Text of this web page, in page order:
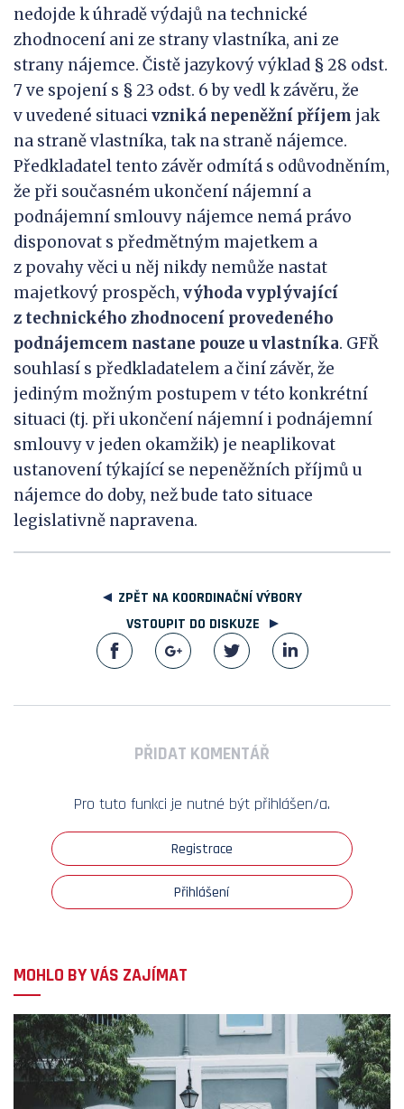
nedojde k úhradě výdajů na technické
zhodnocení ani ze strany vlastníka, ani ze
strany nájemce. Čistě jazykový výklad § 28 odst.
7 ve spojení s § 23 odst. 6 by vedl k závěru, že
v uvedené situacivzniká nepeněžní příjem jak
na straně vlastníka, tak na straně nájemce.
Předkladatel tento závěr odmítá s odůvodněním,
že při současném ukončení nájemní a
podnájemní smlouvy nájemce nemá právo
disponovat s předmětným majetkem a
z povahy věci u něj nikdy nemůže nastat
majetkový prospěch, výhoda vyplývající
z technického zhodnocení provedeného
podnájemcem nastane pouze u vlastníka. GFŘ
souhlasí s předkladatelem a činí závěr, že
jediným možným postupem v této konkrétní
situaci (tj. při ukončení nájemní i podnájemní
smlouvy v jeden okamžik) je neaplikovat
ustanovení týkající se nepeněžních příjmů u
nájemce do doby, než bude tato situace
legislativně napravena.
ZPĚT NA KOORDINAČNÍ VÝBORY
VSTOUPIT DO DISKUZE
PŘIDAT KOMENTÁŘ
Pro tuto funkci je nutné být přihlášen/a.
Registrace
Přihlášení
MOHLO BY VÁS ZAJÍMAT